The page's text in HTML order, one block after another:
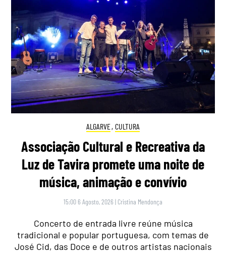
ALGARVE, CULTURA
Associação Cultural e Recreativa da
Luz de Tavira promete uma noite de
música, animação e convívio
15:00 6 Agosto, 2026 | Cristina Mendonça
Concerto de entrada livre reúne música
tradicional e popular portuguesa, com temas de
José Cid, das Doce e de outros artistas nacionais